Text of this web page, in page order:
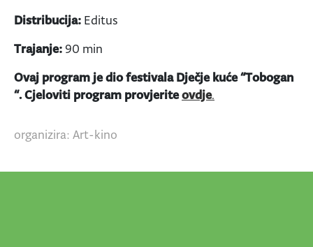
Distribucija: Editus
Trajanje: 90 min
Ovaj program je dio festivala Dječje kuće “Tobogan
“. Cjeloviti program provjeriteovdje.
organizira: Art-kino